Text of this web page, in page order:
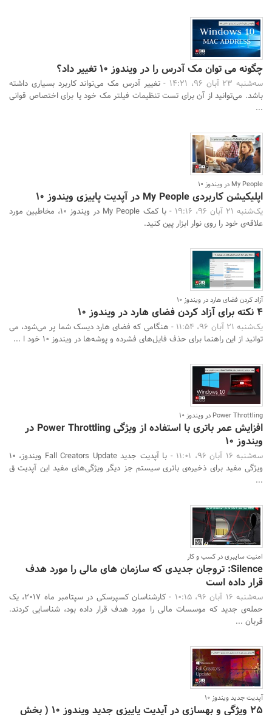
چگونه می توان مک آدرس را در ویندوز 10 تغییر داد؟
سه‌شنبه 23 آبان 96، 14:21 -
تغییر آدرس مک می‌تواند کاربرد بسیاری داشته
باشد. می‌توانید از آن برای تست تنظیمات فیلتر مک خود یا برای اختصاص قوانی
...
My People در ویندوز 10
اپلیکیشن کاربردی My People در آپدیت پاییزی ویندوز 10
یک‌شنبه 21 آبان 96، 19:16 -
با کمک My People در ویندوز 10، مخاطبین مورد
علاقه‌ی خود را روی نوار ابزار پین کنید.
آزاد کردن فضای هارد در ویندوز 10
4 نکته برای آزاد کردن فضای هارد در ویندوز 10
یک‌شنبه 21 آبان 96، 11:54 -
هنگامی که فضای هارد دیسک شما پر می‌شود، می
توانید از این راهنما برای حذف فایل‌های فشرده و پوشه‌ها در ویندوز 10 خود ا ...
Power Throttling در ویندوز 10
افزایش عمر باتری با استفاده از ویژگی Power Throttling در
ویندوز 10
سه‌شنبه 16 آبان 96، 11:01 -
با آپدیت جدید Fall Creators Update ویندوز، 10
ویژگی مفید برای ذخیره‌ی باتری سیستم جز دیگر ویژگی‌های مفید این آپدیت ق
...
امنیت سایبری در کسب و کار
Silence: تروجان جدیدی که سازمان های مالی را مورد هدف
قرار داده است
سه‌شنبه 16 آبان 96، 10:15 -
کارشناسان کسپرسکی در سپتامبر ماه 2017، یک
حمله‌ی جدید که موسسات مالی را مورد هدف قرار داده بود، شناسایی کردند.
قربان ...
آپدیت جدید ویندوز 10
25 ویژگی و بهسازی در آپدیت پاییزی جدید ویندوز 10 ( بخش